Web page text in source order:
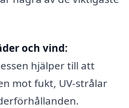
och vind:
hjälper till att
mot fukt, UV-strålar